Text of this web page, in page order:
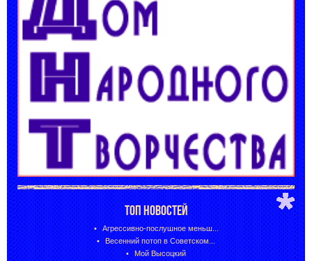
ТОП НОВОСТЕЙ
Агрессивно-послушное меньш...
Весенний потоп в Советском...
Мой Высоцкий